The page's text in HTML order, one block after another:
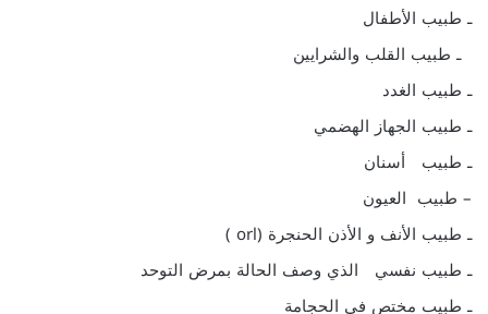
ـ طبيب الأطفال
ـ طبيب القلب والشرايين
ـ طبيب الغدد
ـ طبيب الجهاز الهضمي
ـ طبيب أسنان
– طبيب العيون
ـ طبيب الأنف و الأذن الحنجرة (orl )
ـ طبيب نفسي الذي وصف الحالة بمرض التوحد
ـ طبيب مختص في الحجامة